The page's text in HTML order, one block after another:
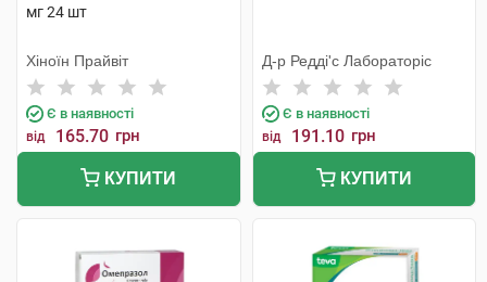
мг 24 шт
Хіноїн Прайвіт
Є в наявності
від 165.70 грн
КУПИТИ
Д-р Редді'с Лабораторіс
Є в наявності
від 191.10 грн
КУПИТИ